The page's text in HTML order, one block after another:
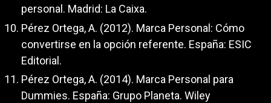
personal. Madrid: La Caixa.
Pérez Ortega, A. (2012). Marca Personal: Cómo
convertirse en la opción referente. España: ESIC
Editorial.
Pérez Ortega, A. (2014). Marca Personal para
Dummies. España: Grupo Planeta. Wiley